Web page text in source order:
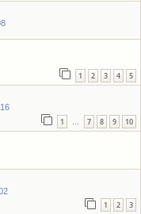
1 2 3 4 5
1 … 7 8 9 10
1 2 3